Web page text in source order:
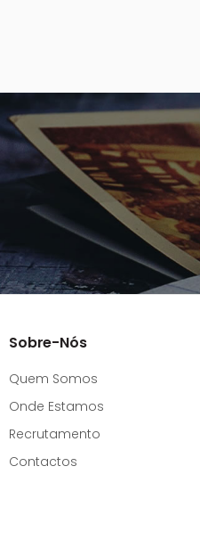
Sobre-Nós
Quem Somos
Onde Estamos
Recrutamento
Contactos